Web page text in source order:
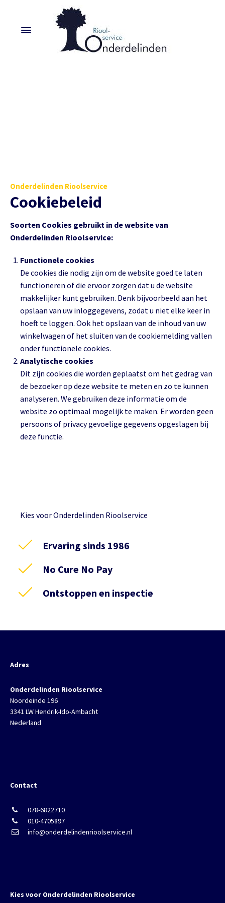
Onderdelinden Rioolservice
Cookiebeleid
Soorten Cookies gebruikt in de website van
Onderdelinden Rioolservice:
Functionele cookies
De cookies die nodig zijn om de website goed te laten
functioneren of die ervoor zorgen dat u de website
makkelijker kunt gebruiken. Denk bijvoorbeeld aan het
opslaan van uw inloggegevens, zodat u niet elke keer in
hoeft te loggen. Ook het opslaan van de inhoud van uw
winkelwagen of het sluiten van de cookiemelding vallen
onder functionele cookies.
Analytische cookies
Dit zijn cookies die worden geplaatst om het gedrag van
de bezoeker op deze website te meten en zo te kunnen
analyseren. We gebruiken deze informatie om de
website zo optimaal mogelijk te maken. Er worden geen
persoons of privacy gevoelige gegevens opgeslagen bij
deze functie.
Kies voor Onderdelinden Rioolservice
Ervaring sinds 1986
No Cure No Pay
Ontstoppen en inspectie
Adres
Onderdelinden Rioolservice
Noordeinde 196
3341 LW Hendrik-Ido-Ambacht
Nederland
Contact
078-6822710
010-4705897
info@onderdelindenrioolservice.nl
Kies voor Onderdelinden Rioolservice